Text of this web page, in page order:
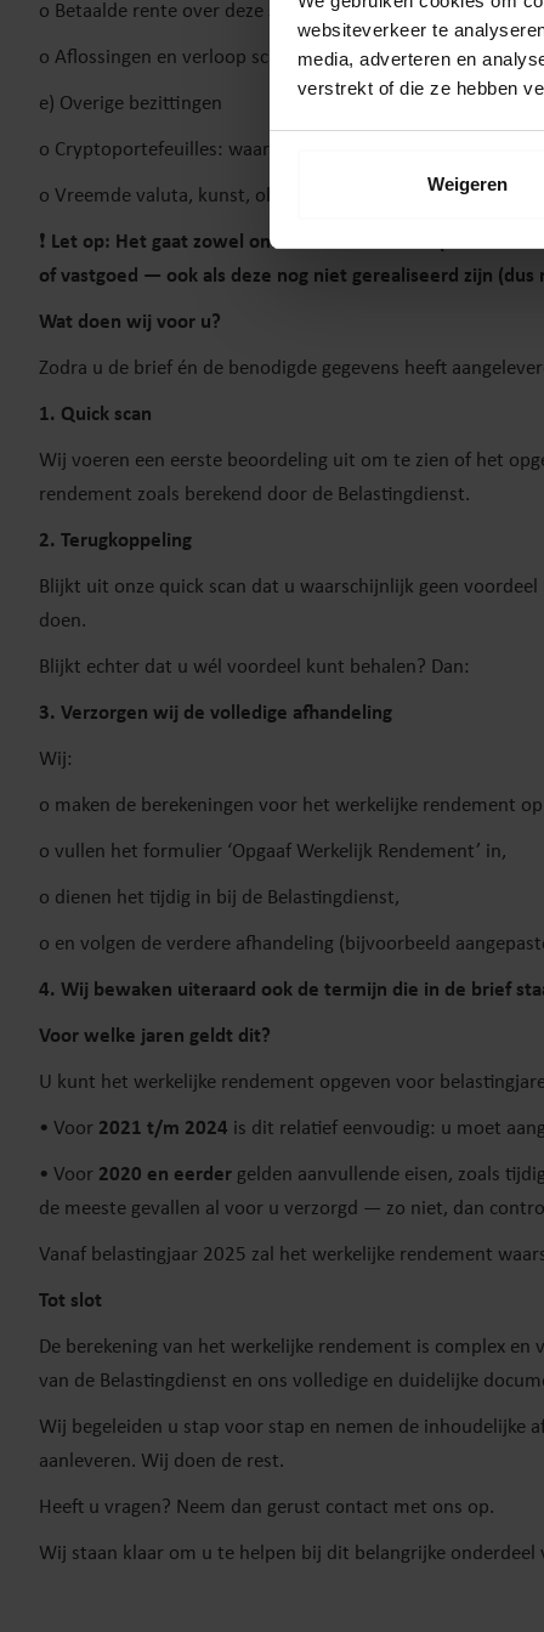
websiteverkeer te
media, adverteren en
verstrekt of die ze hebben
Weigeren
o Betaalde rente over deze schulden
o Aflossingen en verloop schuldpositie over het jaar
e) Overige bezittingen
o Cryptoportefeuilles: waarden per 1 januari en 31
o Vreemde valuta, kunst, oldtimers, etc. met waardering
❗ Let op: Het gaat zowel om direct rendement (zoals
of vastgoed — ook als deze nog niet gerealiseerd zijn (dus
Wat doen wij voor u?
Zodra u de brief én de benodigde gegevens heeft
1. Quick scan
Wij voeren een eerste beoordeling uit om te zien of het
rendement zoals berekend door de Belastingdienst.
2. Terugkoppeling
Blijkt uit onze quick scan dat u waarschijnlijk geen
doen.
Blijkt echter dat u wél voordeel kunt behalen? Dan:
3. Verzorgen wij de volledige afhandeling
Wij:
o maken de berekeningen voor het werkelijke rendement
o vullen het formulier ‘Opgaaf Werkelijk Rendement’ in,
o dienen het tijdig in bij de Belastingdienst,
o en volgen de verdere afhandeling (bijvoorbeeld
4. Wij bewaken uiteraard ook de termijn die in de brief
Voor welke jaren geldt dit?
U kunt het werkelijke rendement opgeven voor
• Voor 2021 t/m 2024 is dit relatief eenvoudig: u moet
• Voor 2020 en eerder gelden aanvullende eisen, zoals
de meeste gevallen al voor u verzorgd — zo niet, dan
Vanaf belastingjaar 2025 zal het werkelijke rendement
Tot slot
De berekening van het werkelijke rendement is complex
van de Belastingdienst en ons volledige en duidelijke
Wij begeleiden u stap voor stap en nemen de inhoudelijke
aanleveren. Wij doen de rest.
Heeft u vragen? Neem dan gerust contact met ons op.
Wij staan klaar om u te helpen bij dit belangrijke onderdeel